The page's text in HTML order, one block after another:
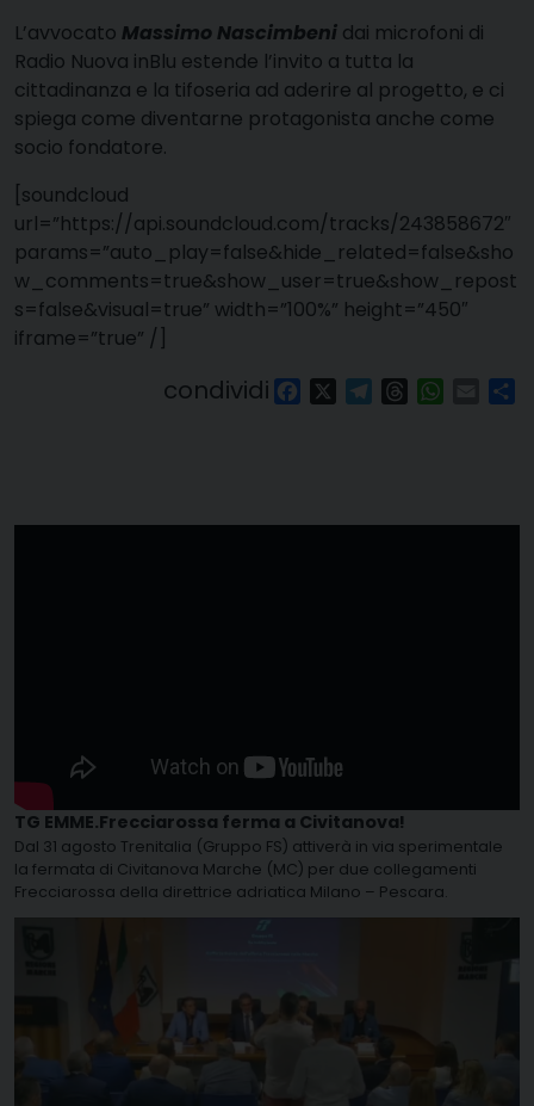
L’avvocato Massimo Nascimbeni dai microfoni di
Radio Nuova inBlu estende l’invito a tutta la
cittadinanza e la tifoseria ad aderire al progetto, e ci
spiega come diventarne protagonista anche come
socio fondatore.
[soundcloud
url=”https://api.soundcloud.com/tracks/243858672″
params=”auto_play=false&hide_related=false&sho
w_comments=true&show_user=true&show_repost
s=false&visual=true” width=”100%” height=”450″
iframe=”true” /]
condividi FacebookTelegram
Threads Email
TG EMME.Frecciarossa ferma a Civitanova!
Dal 31 agosto Trenitalia (Gruppo FS) attiverà in via sperimentale
la fermata di Civitanova Marche (MC) per due collegamenti
Frecciarossa della direttrice adriatica Milano – Pescara.